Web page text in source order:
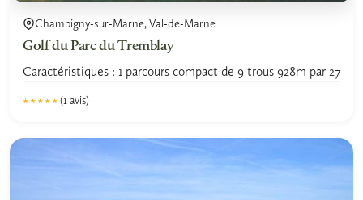
Champigny-sur-Marne, Val-de-Marne
Golf du Parc du Tremblay
Caractéristiques : 1 parcours compact de 9 trous 928m par 27
★★★★★
★★★★★ (1 avis)